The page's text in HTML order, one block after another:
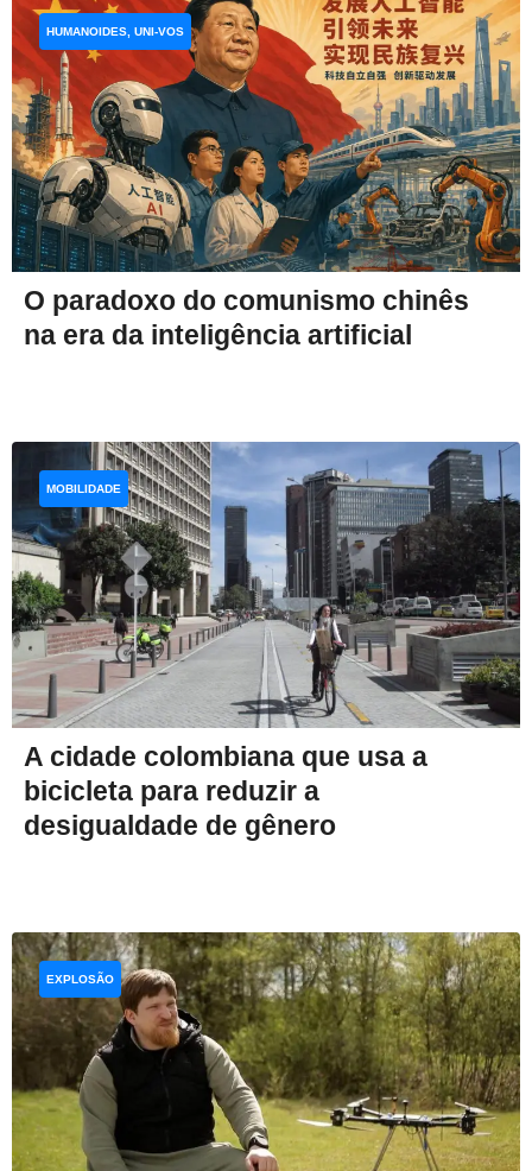
O paradoxo do comunismo chinês
na era da inteligência artificial
HUMANOIDES, UNI-VOS
A cidade colombiana que usa a
bicicleta para reduzir a
desigualdade de gênero
MOBILIDADE
EXPLOSÃO